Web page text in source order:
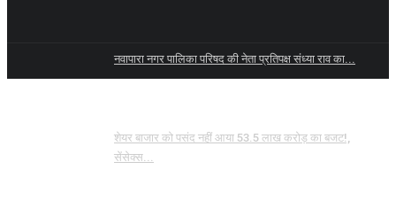
नवापारा नगर पालिका परिषद की नेता प्रतिपक्ष संध्या राव का...
शेयर बाजार को पसंद नहीं आया 53.5 लाख करोड़ का बजट!,
सेंसेक्स...